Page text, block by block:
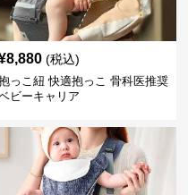
8,880 (税込)
っこ紐 快適抱っこ 骨科医推奨
ビーキャリア